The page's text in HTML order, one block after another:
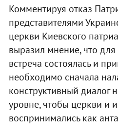
Комментируя отказ
представителями
церкви Киевского
выразил мнение, что для
встреча состоялась и
необходимо сначала
конструктивный диалог
уровне, чтобы церкви и
воспринимались как